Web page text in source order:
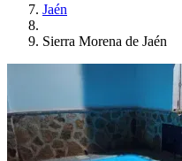
Jaén
Sierra Morena de Jaén